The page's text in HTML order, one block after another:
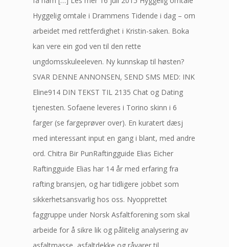
Hyggelig omtale i Drammens Tidende i dag – om
arbeidet med rettferdighet i Kristin-saken. Boka
kan vere ein god ven til den rette
ungdomsskuleeleven. Ny kunnskap til høsten?
SVAR DENNE ANNONSEN, SEND SMS MED: INK
Eline914 DIN TEKST TIL 2135 Chat og Dating
tjenesten. Sofaene leveres i Torino skinn i 6
farger (se fargeprøver over). En kuratert dæsj
med interessant input en gang i blant, med andre
ord. Chitra Bir PunRaftingguide Elias Eicher
Raftingguide Elias har 14 år med erfaring fra
rafting bransjen, og har tidligere jobbet som
sikkerhetsansvarlig hos oss. Nyopprettet
faggruppe under Norsk Asfaltforening som skal
arbeide for å sikre lik og pålitelig analysering av